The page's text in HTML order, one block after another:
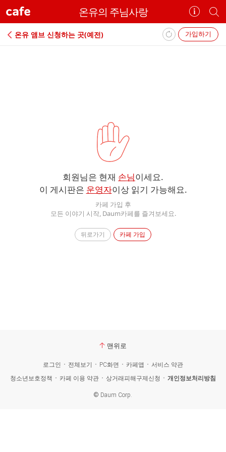
cafe 온유의 주님사랑
카
페
정
보
개
별
카
페
가입하기
온유 앰브 신청하는 곳(예전)
회원님은 현재 손님이세요.
이 게시판은 운영자이상 읽기 가능해요.
카페 가입 후
모든 이야기 시작, Daum카페를 즐겨보세요.
뒤로가기 카페 가입
맨위로
로그인 전체보기 PC화면 카페앱
서비스 약관
청소년보호정책
카페 이용 약관 상거래피해구제신청 개인정보처리방침
© Daum Corp.